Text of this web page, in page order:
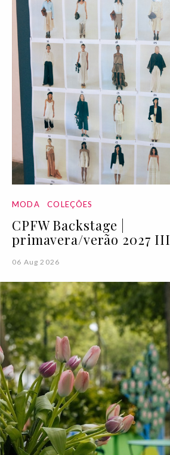
MODA COLEÇÕES
CPFW Backstage |
primavera/verão 2027 III
06 Aug 2026